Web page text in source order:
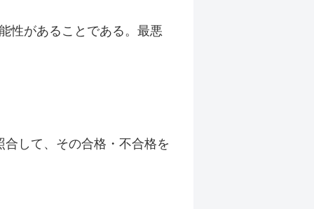
性があることである。最悪
して、その合格・不合格を